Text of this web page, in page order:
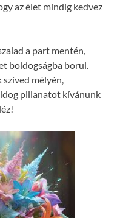
az élet mindig kedvez
a part mentén,
boldogságba borul.
mélyén,
pillanatot kívánunk